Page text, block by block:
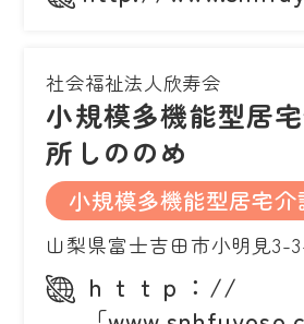
社会福祉法人欣寿会
小規模多機能型居
所しののめ
小規模多機能型居宅介
山梨県富士吉田市小明見3-
ｈｔｔｐ：//